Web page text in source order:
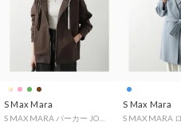
S Max Mara S Max Mara